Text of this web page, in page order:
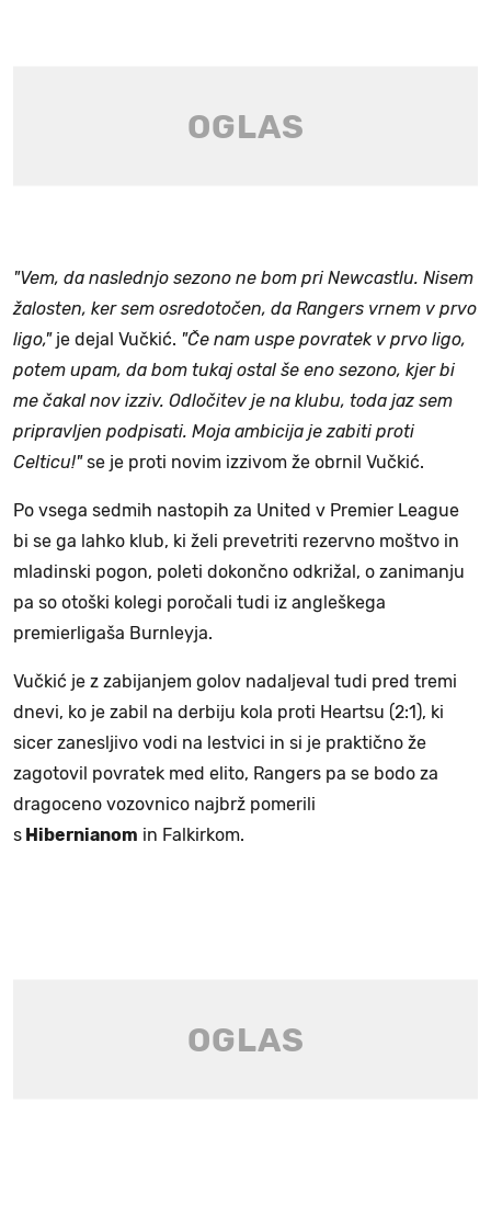
"Vem, da naslednjo sezono ne bom pri Newcastlu. Nisem
žalosten, ker sem osredotočen, da Rangers vrnem v prvo
ligo,"je dejal Vučkić. "Če nam uspe povratek v prvo ligo,
potem upam, da bom tukaj ostal še eno sezono, kjer bi
me čakal nov izziv. Odločitev je na klubu, toda jaz sem
pripravljen podpisati. Moja ambicija je zabiti proti
Celticu!"se je proti novim izzivom že obrnil Vučkić.
Po vsega sedmih nastopih za United v Premier League
bi se ga lahko klub, ki želi prevetriti rezervno moštvo in
mladinski pogon, poleti dokončno odkrižal, o zanimanju
pa so otoški kolegi poročali tudi iz angleškega
premierligaša Burnleyja.
Vučkić je z zabijanjem golov nadaljeval tudi pred tremi
dnevi, ko je zabil na derbiju kola proti Heartsu (2:1), ki
sicer zanesljivo vodi na lestvici in si je praktično že
zagotovil povratek med elito, Rangers pa se bodo za
dragoceno vozovnico najbrž pomerili
s Hibernianom in Falkirkom.